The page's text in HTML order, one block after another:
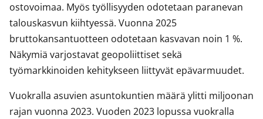
ostovoimaa. Myös työllisyyden odotetaan paranevan
talouskasvun kiihtyessä. Vuonna 2025
bruttokansantuotteen odotetaan kasvavan noin 1 %.
Näkymiä varjostavat geopoliittiset sekä
työmarkkinoiden kehitykseen liittyvät epävarmuudet.
Vuokralla asuvien asuntokuntien määrä ylitti miljoonan
rajan vuonna 2023. Vuoden 2023 lopussa vuokralla